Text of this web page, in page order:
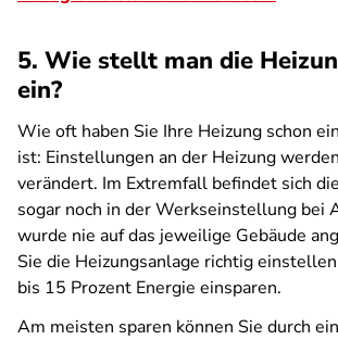
5. Wie stellt man die
ein?
Wie oft haben Sie Ihre Heizung schon
ist: Einstellungen an der Heizung
verändert. Im Extremfall befindet sich
sogar noch in der Werkseinstellung bei
wurde nie auf das jeweilige Gebäude
Sie die Heizungsanlage richtig
bis 15 Prozent Energie einsparen.
Am meisten sparen können Sie durch